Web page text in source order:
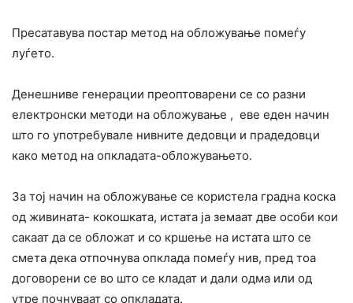
Пресатавува постар метод на обложување помеѓу
луѓето.
Денешниве генерации преоптоварени се со разни
електронски методи на обложување , еве еден начин
што го употребувале нивните дедовци и прадедовци
како метод на опкладата-обложувањето.
За тој начин на обложување се користела градна коска
од живината- кокошката, истата ја земаат две особи кои
сакаат да се обложат и со кршење на истата што се
смета дека отпочнува опклада помеѓу нив, пред тоа
договорени се во што се кладат и дали одма или од
утре почнуваат со опкладата.